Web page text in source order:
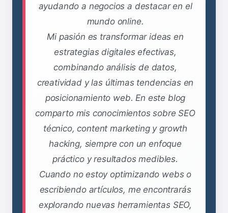
ayudando a negocios a destacar en el
mundo online.
Mi pasión es transformar ideas en
estrategias digitales efectivas,
combinando análisis de datos,
creatividad y las últimas tendencias en
posicionamiento web. En este blog
comparto mis conocimientos sobre SEO
técnico, content marketing y growth
hacking, siempre con un enfoque
práctico y resultados medibles.
Cuando no estoy optimizando webs o
escribiendo artículos, me encontrarás
explorando nuevas herramientas SEO,